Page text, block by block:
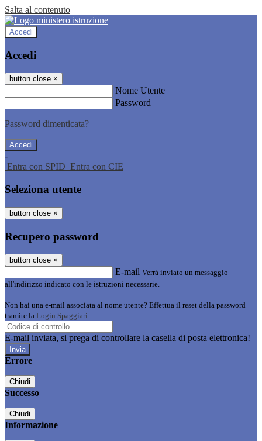
Salta al contenuto
Accedi
Accedi
button close ×
Nome Utente
Password
Password dimenticata?
-
Entra con SPID Entra con CIE
Seleziona utente
button close ×
Recupero password
button close ×
E-mail Verrà inviato un messaggio
all'indirizzo indicato con le istruzioni necessarie.
Non hai una e-mail associata al nome utente? Effettua il reset della password
tramite la Login Spaggiari
E-mail inviata, si prega di controllare la casella di posta elettronica!
Errore
Chiudi
Successo
Chiudi
Informazione